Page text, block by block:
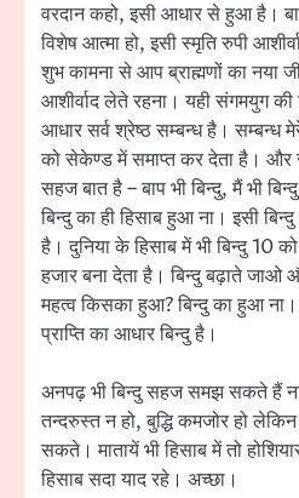
वरदान कहो, इसी आधार से हुआ है।
विशेष आत्मा हो, इसी स्मृति रुपी
शुभ कामना से आप ब्राह्मणों का नया
आशीर्वाद लेते रहना। यही संगमयुग
आधार सर्व श्रेष्ठ सम्बन्ध है। सम्बन्ध
को सेकेण्ड में समाप्त कर देता है। और
सहज बात है – बाप भी बिन्दु, मैं भी
बिन्दु का ही हिसाब हुआ ना। इसी
है। दुनिया के हिसाब में भी बिन्दु 10
हजार बना देता है। बिन्दु बढ़ाते
महत्व किसका हुआ? बिन्दु का हुआ ना।
प्राप्ति का आधार बिन्दु है।
अनपढ़ भी बिन्दु सहज समझ सकते हैं
तन्दरुस्त न हो, बुद्धि कमजोर हो
सकते। मातायें भी हिसाब में तो
हिसाब सदा याद रहे। अच्छा।